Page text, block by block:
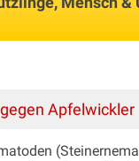
Apfelwickler